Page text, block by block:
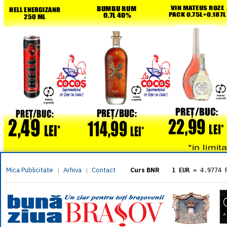
Mica Publicitate | Arhiva | Contact Curs BNR 1 EUR = 4.9774
= 5.8304
1 XAU= 464.4611
1 AED= 1.1933
1 AUD= 2.7957
1 BGN= 2.5449